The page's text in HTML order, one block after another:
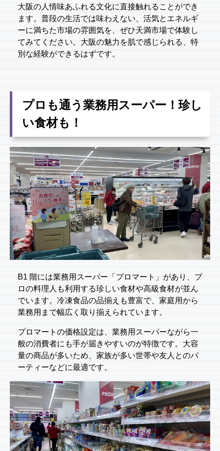
大阪の人情味あふれる文化に直接触れることができ
ます。普段の生活では味わえない、活気とエネルギ
ーに満ちた市場の雰囲気を、ぜひ天満市場で体験し
てみてください。大阪の魅力を肌で感じられる、特
別な経験ができるはずです。
プロも通う業務用スーパー！珍し
い食材も！
B1 階には業務用スーパー「プロマート」があり、プ
ロの料理人も利用する珍しい食材や高級食材が並ん
でいます。冷凍食品の品揃えも豊富で、家庭用から
業務用まで幅広く取り揃えられています。
プロマートの価格設定は、業務用スーパーながら一
般の消費者にも手が届きやすいのが特徴です。大容
量の商品が多いため、家族が多い世帯や友人とのパ
ーティーなどに最適です。